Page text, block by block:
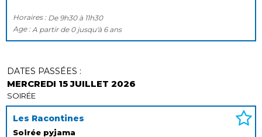
Horaires : De 9h30 à 11h30
Age : A partir de 0 jusqu'à 6 ans
Les Racontines
Soirée pyjama
DATES PASSÉES :
MERCREDI 15 JUILLET 2026
SOIRÉE